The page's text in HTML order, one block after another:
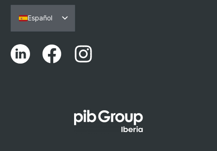
Español
Português
English (UK)